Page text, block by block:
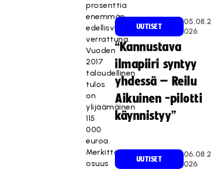
prosenttia
enemmän
edellisvuoteen
verrattuna.
Vuoden
2017
taloudellinen
tulos
on
ylijäämäinen
115
000
euroa.
Merkittävin
osuus
UUTISET
05.08.2
026
“Kannustava
ilmapiiri syntyy
yhdessä – Reilu
Aikuinen -pilotti
käynnistyy”
UUTISET
06.08.2
026